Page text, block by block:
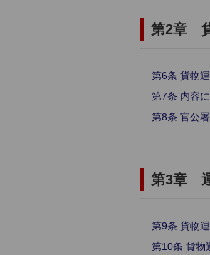
第2章
第6条 貨物
第7条 内容
第8条 官公
第3章
第9条 貨物
第10条 貨物